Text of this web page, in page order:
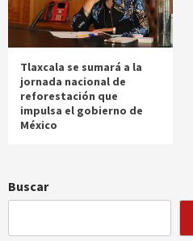
Tlaxcala se sumará a la
jornada nacional de
reforestación que
impulsa el gobierno de
México
Buscar